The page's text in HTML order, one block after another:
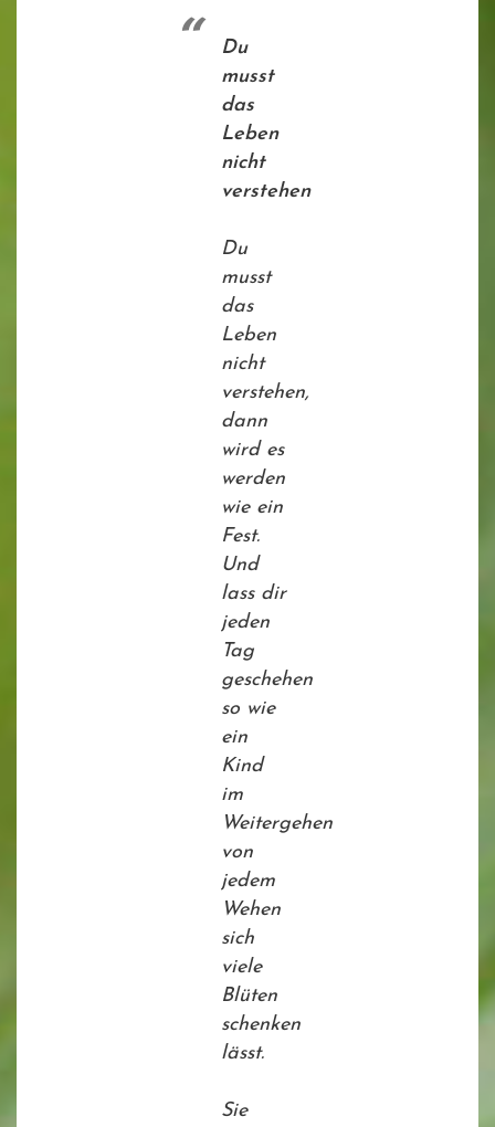
Du
musst
das
Leben
nicht
verstehen
Du
musst
das
Leben
nicht
verstehen,
dann
wird es
werden
wie ein
Fest.
Und
lass dir
jeden
Tag
geschehen
so wie
ein
Kind
im
Weitergehen
von
jedem
Wehen
sich
viele
Blüten
schenken
lässt.
Sie